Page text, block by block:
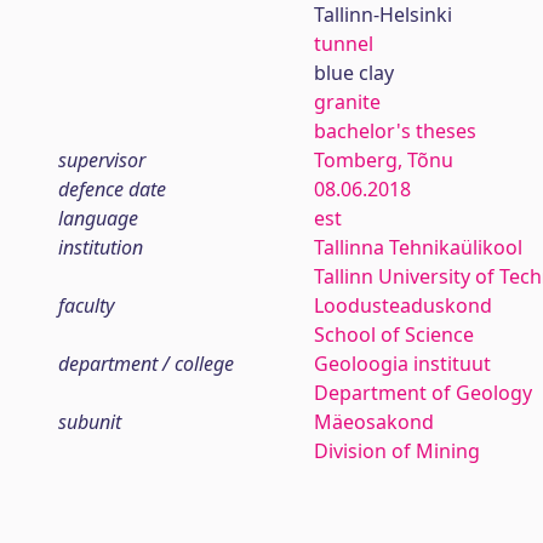
Tallinn-Helsinki
tunnel
blue clay
granite
bachelor's theses
supervisor
Tomberg, Tõnu
defence date
08.06.2018
language
est
institution
Tallinna Tehnikaülikool
Tallinn University of
faculty
Loodusteaduskond
School of Science
department / college
Geoloogia instituut
Department of Geology
subunit
Mäeosakond
Division of Mining